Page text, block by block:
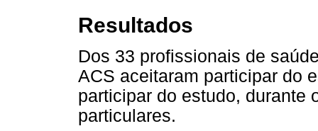
Resultados
Dos 33 profissionais de
ACS aceitaram participar do
participar do estudo, durante
particulares.